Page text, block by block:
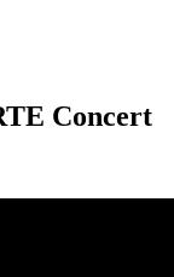
Concert